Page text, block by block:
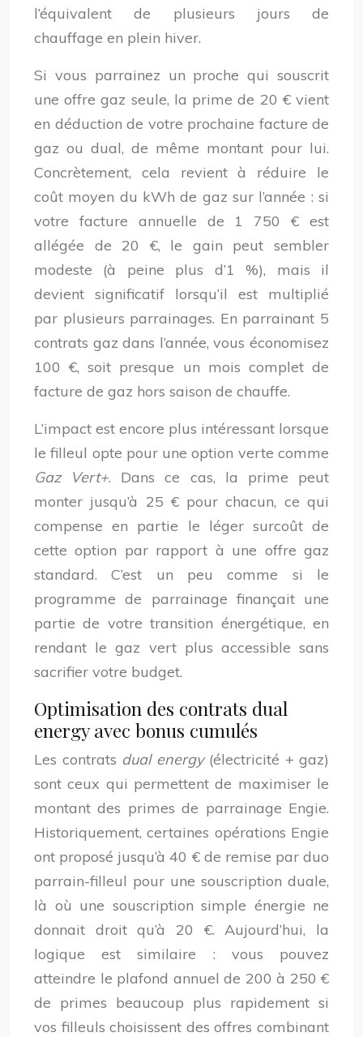
l’équivalent de plusieurs jours de
chauffage en plein hiver.
Si vous parrainez un proche qui souscrit
une offre gaz seule, la prime de 20 € vient
en déduction de votre prochaine facture de
gaz ou dual, de même montant pour lui.
Concrètement, cela revient à réduire le
coût moyen du kWh de gaz sur l’année : si
votre facture annuelle de 1 750 € est
allégée de 20 €, le gain peut sembler
modeste (à peine plus d’1 %), mais il
devient significatif lorsqu’il est multiplié
par plusieurs parrainages. En parrainant 5
contrats gaz dans l’année, vous économisez
100 €, soit presque un mois complet de
facture de gaz hors saison de chauffe.
L’impact est encore plus intéressant lorsque
le filleul opte pour une option verte comme
Gaz Vert+. Dans ce cas, la prime peut
monter jusqu’à 25 € pour chacun, ce qui
compense en partie le léger surcoût de
cette option par rapport à une offre gaz
standard. C’est un peu comme si le
programme de parrainage finançait une
partie de votre transition énergétique, en
rendant le gaz vert plus accessible sans
sacrifier votre budget.
Optimisation des contrats dual
energy avec bonus cumulés
Les contrats dual energy(électricité + gaz)
sont ceux qui permettent de maximiser le
montant des primes de parrainage Engie.
Historiquement, certaines opérations Engie
ont proposé jusqu’à 40 € de remise par duo
parrain-filleul pour une souscription duale,
là où une souscription simple énergie ne
donnait droit qu’à 20 €. Aujourd’hui, la
logique est similaire : vous pouvez
atteindre le plafond annuel de 200 à 250 €
de primes beaucoup plus rapidement si
vos filleuls choisissent des offres combinant